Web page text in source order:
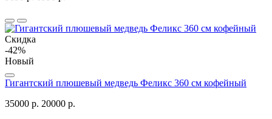
Скидка
-42%
Новый
Гигантский плюшевый медведь Феликс 360 см кофейный
35000 р. 20000 р.